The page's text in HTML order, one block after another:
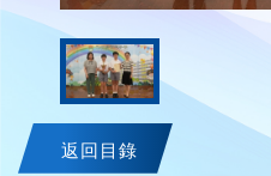
返回目錄